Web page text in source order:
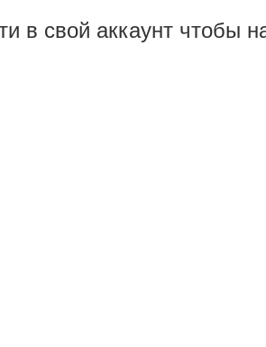
в свой аккаунт чтобы